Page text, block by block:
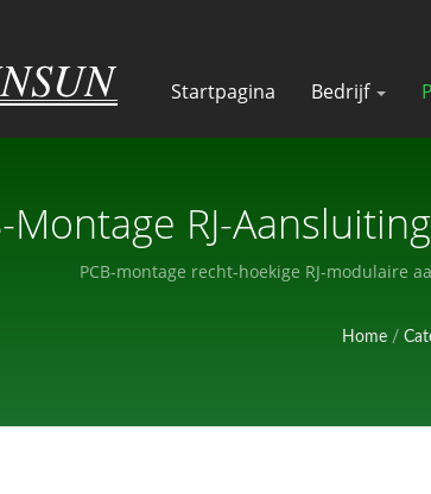
Startpagina Bedrijf
Montage RJ-
PCB-montage recht-hoekige RJ-modulaire
Home /